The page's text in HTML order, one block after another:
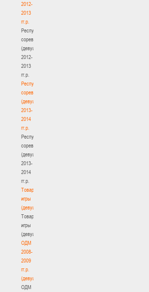
2012-
2013
гг.р.
Республиканские
соревнования
(девушки)
2012-
2013
гг.р.
Республиканские
соревнования
(девушки)
2013-
2014
гг.р.
Республиканские
соревнования
(девушки)
2013-
2014
гг.р.
Товарищеские
игры
(девушки)
Товарищеские
игры
(девушки)
ОДМ
2008-
2009
гг.р.
(девушки)
ОДМ